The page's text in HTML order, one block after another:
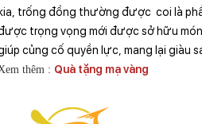
kia, trống đồng thường được coi là
trọng vọng mới được sở hữu
củng cố quyền lực, mang lại giàu
thêm : Quà tặng mạ vàng